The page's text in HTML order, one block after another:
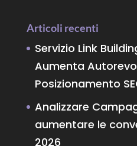
Articoli recenti
Servizio Link
Aumenta
Posizionamento
Analizzare
aumentare le
2026